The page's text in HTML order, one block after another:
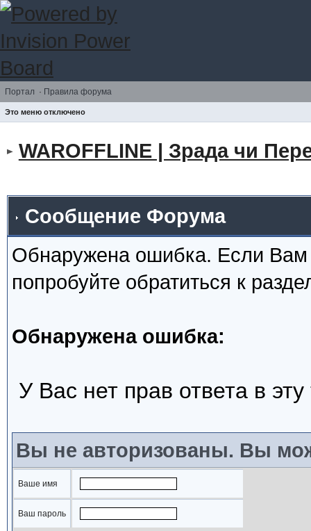
Портал · Правила форума
Это меню отключено
WAROFFLINE | Зрада чи
Сообщение Форума
Обнаружена ошибка. Если
попробуйте обратиться к
Обнаружена ошибка:
У Вас нет прав ответа в
Вы не авторизованы. Вы
Ваше имя
Ваш пароль